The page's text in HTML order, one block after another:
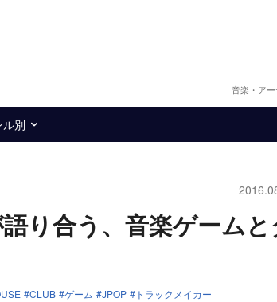
音楽・ア
ル別
り合う、音楽ゲームと
CLUB ゲーム JPOP トラックメイカー